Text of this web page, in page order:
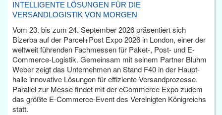
INTELLIGENTE LÖSUNGEN FÜR DIE
VERSANDLOGISTIK VON MORGEN
Vom 23. bis zum 24. September 2026 präsentiert sich
Bizerba auf der Parcel+Post Expo 2026 in London, einer der
weltweit führenden Fachmessen für Paket-, Post- und E-
Commerce-Logistik. Gemeinsam mit seinem Partner Bluhm
Weber zeigt das Unternehmen an Stand F40 in der Haupt­
halle innovative Lösungen für effiziente Versandprozesse.
Parallel zur Messe findet mit der eCommerce Expo zudem
das größte E-Commerce-Event des Vereinigten Königreichs
statt.